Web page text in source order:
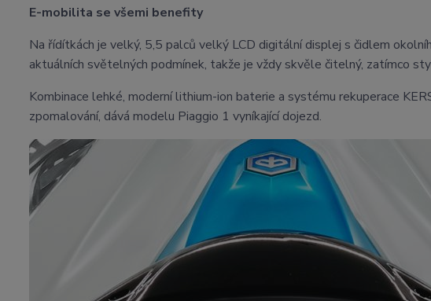
E-mobilita se všemi benefity
Na řídítkách je velký, 5,5 palců velký LCD digitální displej s čidlem
aktuálních světelných podmínek, takže je vždy skvěle čitelný, zatímco
Kombinace lehké, moderní lithium-ion baterie a systému rekuperace
zpomalování, dává modelu Piaggio 1 vyníkající dojezd.